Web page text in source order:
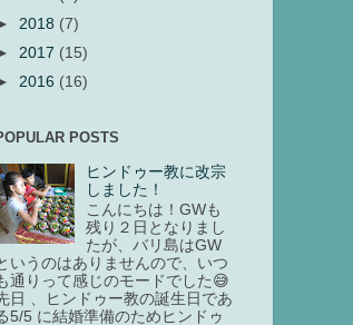
2018 (7)
2017 (15)
2016 (16)
POSTS
ヒンドゥー教に改宗
しました！
こんにちは！GWも
残り２日となりまし
たが、バリ島はGW
いうのはありませんので、いつ
通りって感じのモードでした😅
日 、ヒンドゥー教の誕生日であ
5/5 に結婚準備のためヒンドゥ